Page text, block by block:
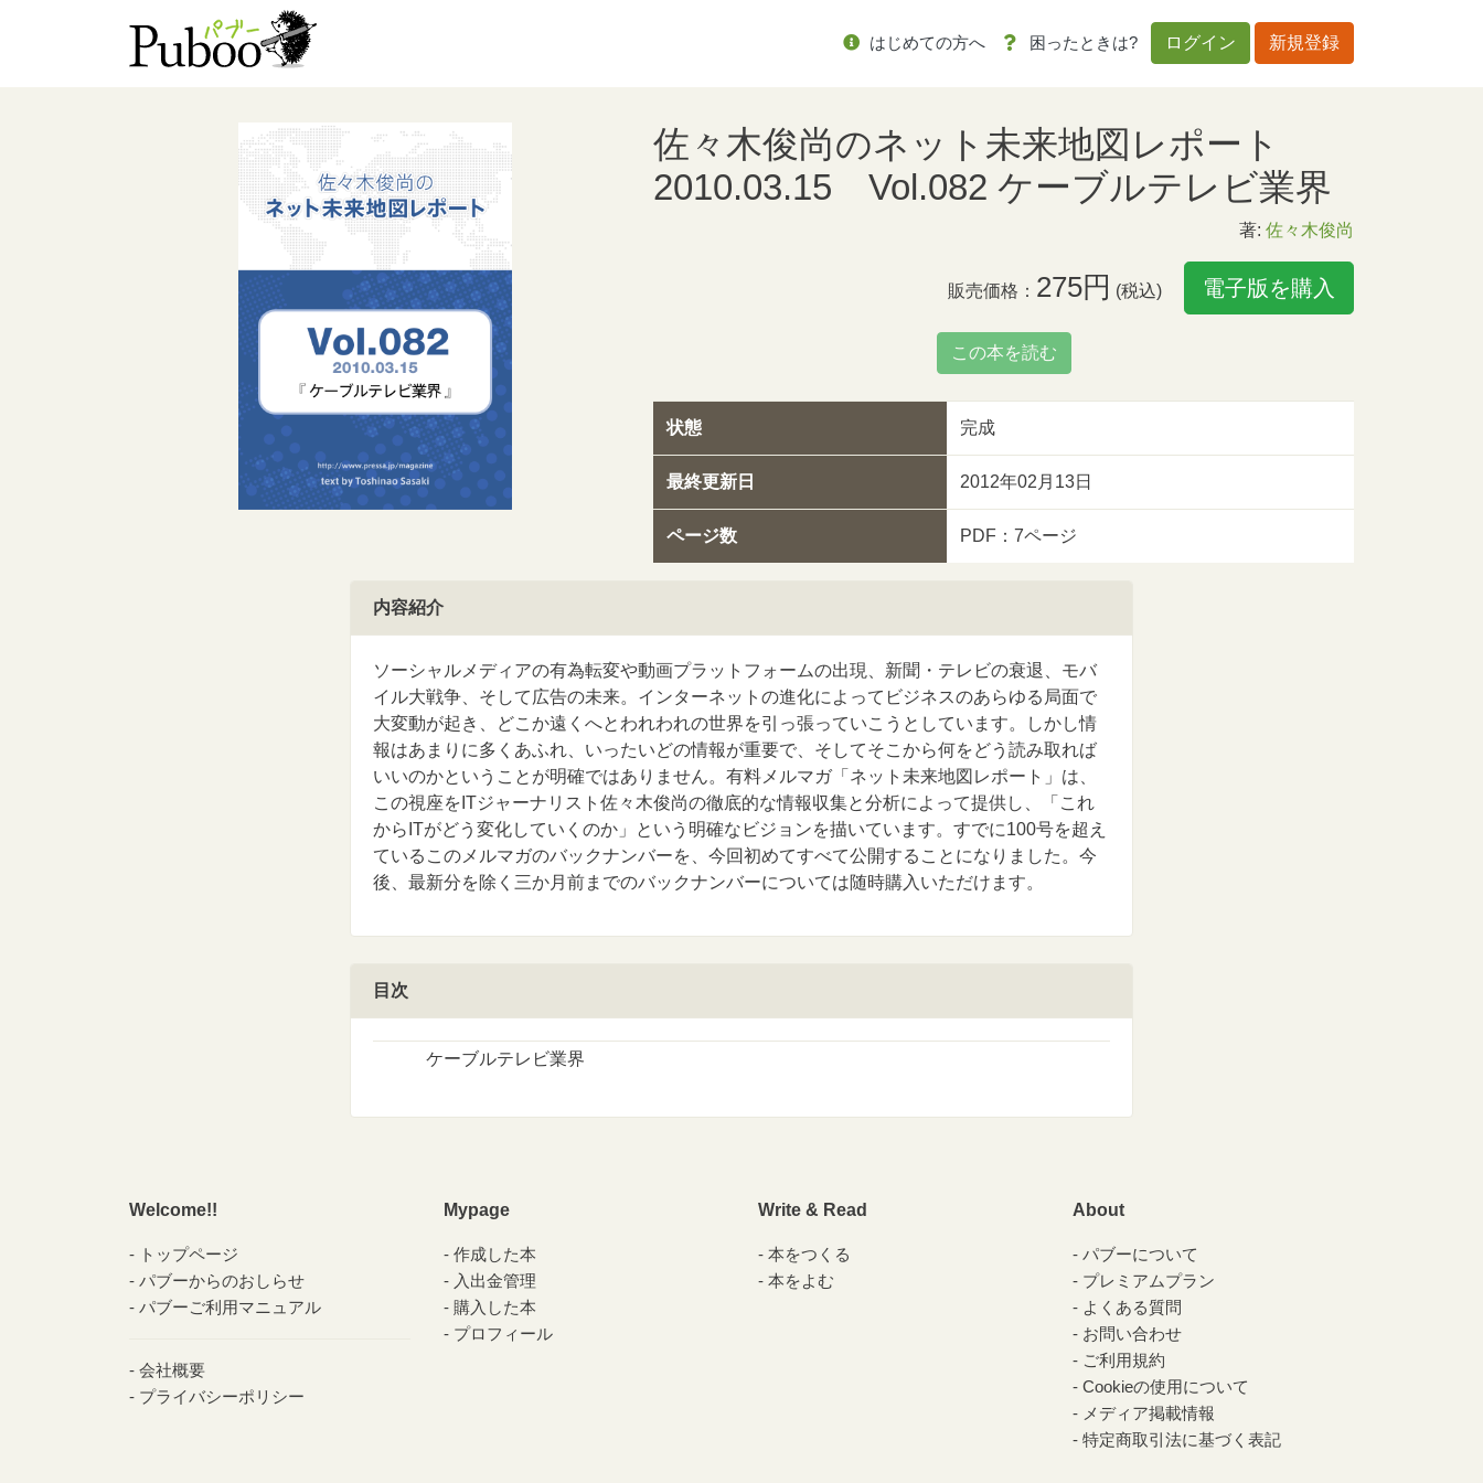
はじめての方へ 困ったときは? ログイン 新規登録
佐々木俊尚のネット未来地図レポート
2010.03.15 Vol.082 ケーブルテレビ業界
著: 佐々木俊尚
販売価格： 275円 (税込) 電子版を購入
この本を読む
状態 完成
最終更新日 2012年02月13日
ページ数 PDF：7ページ
内容紹介
ソーシャルメディアの有為転変や動画プラットフォームの出現、新聞・テレビの衰退、モバ
イル大戦争、そして広告の未来。インターネットの進化によってビジネスのあらゆる局面で
大変動が起き、どこか遠くへとわれわれの世界を引っ張っていこうとしています。しかし情
報はあまりに多くあふれ、いったいどの情報が重要で、そしてそこから何をどう読み取れば
いいのかということが明確ではありません。有料メルマガ「ネット未来地図レポート」は、
この視座をITジャーナリスト佐々木俊尚の徹底的な情報収集と分析によって提供し、「これ
からITがどう変化していくのか」という明確なビジョンを描いています。すでに100号を超え
ているこのメルマガのバックナンバーを、今回初めてすべて公開することになりました。今
後、最新分を除く三か月前までのバックナンバーについては随時購入いただけます。
目次
ケーブルテレビ業界
Welcome!!
トップページ
パブーからのおしらせ
パブーご利用マニュアル
会社概要
プライバシーポリシー
Mypage
作成した本
入出金管理
購入した本
プロフィール
Write & Read
本をつくる
本をよむ
About
パブーについて
プレミアムプラン
よくある質問
お問い合わせ
ご利用規約
Cookieの使用について
メディア掲載情報
特定商取引法に基づく表記